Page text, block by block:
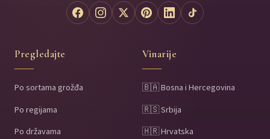
Pregledajte
Po sortama grožđa
Po regijama
Po državama
Vinarije
🇧🇦 Bosna i Hercegovina
🇷🇸 Srbija
🇭🇷 Hrvatska